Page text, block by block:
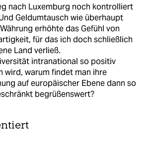
nach Luxemburg noch kontrolliert
Geldumtausch wie überhaupt
erhöhte das Gefühl von
für das ich doch schließlich
Land verließ.
intranational so positiv
wird, warum findet man ihre
auf europäischer Ebene dann so
begrüßenswert?